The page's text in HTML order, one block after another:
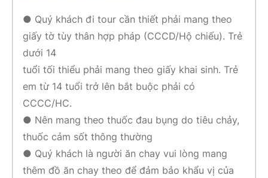
● Quý khách đi tour cần thiết phải mang theo
giấy tờ tùy thân hợp pháp (CCCD/Hộ chiếu). Trẻ
dưới 14
tuổi tối thiểu phải mang theo giấy khai sinh. Trẻ
em từ 14 tuổi trở lên bắt buộc phải có
CCCC/HC.
● Nên mang theo thuốc đau bụng do tiêu chảy,
thuốc cảm sốt thông thường
● Quý khách là người ăn chay vui lòng mang
thêm đồ ăn chay theo để đảm bảo khẩu vị của